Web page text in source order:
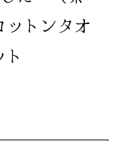
トンタオ